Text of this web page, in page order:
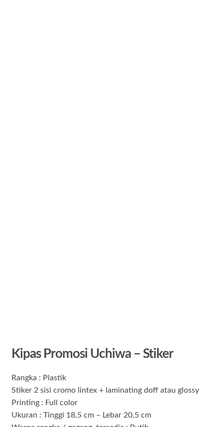
Kipas Promosi Uchiwa – Stiker
Rangka : Plastik
Stiker 2 sisi cromo lintex + laminating doff atau glossy
Printing : Full color
Ukuran : Tinggi 18,5 cm – Lebar 20,5 cm